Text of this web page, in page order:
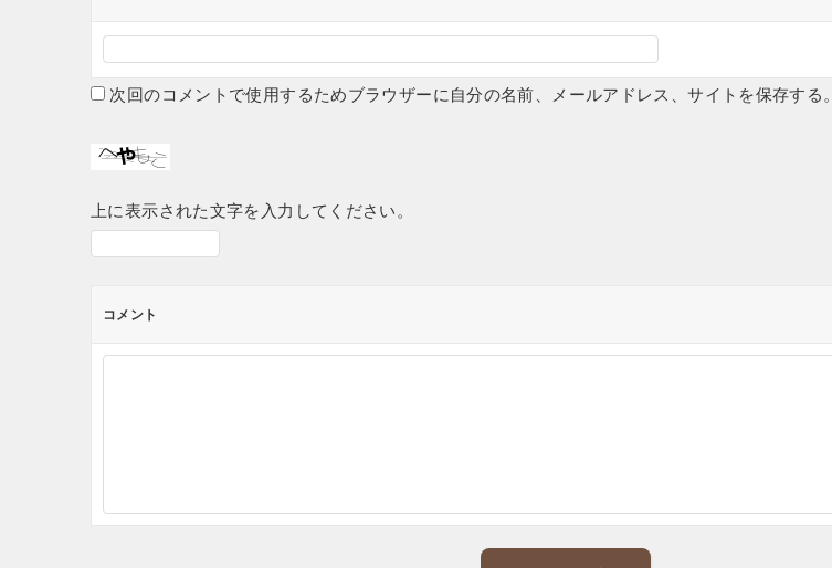
次回のコメントで使用するためブラウザーに自分の名前、メールアドレス、サイトを保存する。
上に表示された文字を入力してください。
コメント